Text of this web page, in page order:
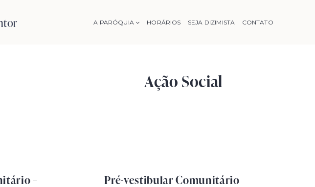
A PARÓQUIA HORÁRIOS SEJA DIZIMISTA CONTATO
Ação Social
–
Pré-vestibular Comunitário